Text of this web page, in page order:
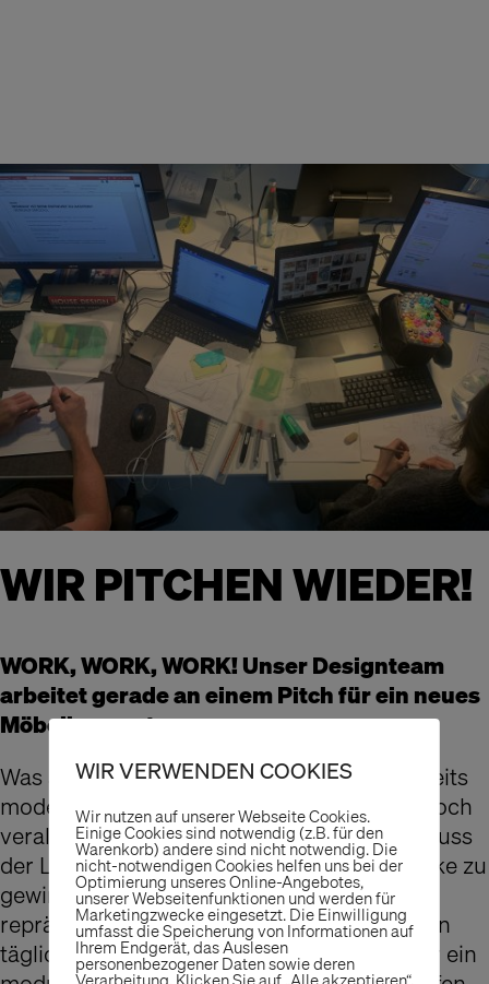
WIR PITCHEN WIEDER!
WORK, WORK, WORK! Unser Designteam
arbeitet gerade an einem Pitch für ein neues
Möbelkonzept.
Was auf verschiedenen Online Kanälen bereits
modernisiert wurde, ist auf der Fläche oft noch
veraltet und in die Jahre gekommen. Wie muss
der Ladenbau heute aussehen, um alle Blicke zu
gewinnen und die Marke bestmöglich zu
repräsentieren? Wir stellen uns diese Fragen
täglich und freuen uns, am Design-Pitch für ein
WIR VERWENDEN COOKIES
Wir nutzen auf unserer Webseite Cookies.
Einige Cookies sind notwendig (z.B. für den
Warenkorb) andere sind nicht notwendig. Die
nicht-notwendigen Cookies helfen uns bei der
Optimierung unseres Online-Angebotes,
unserer Webseitenfunktionen und werden für
Marketingzwecke eingesetzt. Die Einwilligung
umfasst die Speicherung von Informationen auf
Ihrem Endgerät, das Auslesen
personenbezogener Daten sowie deren
Verarbeitung. Klicken Sie auf „Alle akzeptieren“,